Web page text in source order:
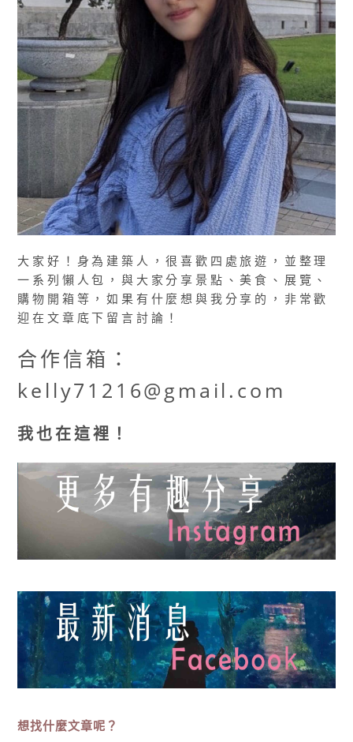
懶
人
包！〉
中
大家好！身為建築人，很喜歡四處旅遊，並整理
一系列懶人包，與大家分享景點、美食、展覽、
購物開箱等，如果有什麼想與我分享的，非常歡
迎在文章底下留言討論！
合作信箱：
kelly71216@gmail.com
我也在這裡！
想找什麼文章呢？